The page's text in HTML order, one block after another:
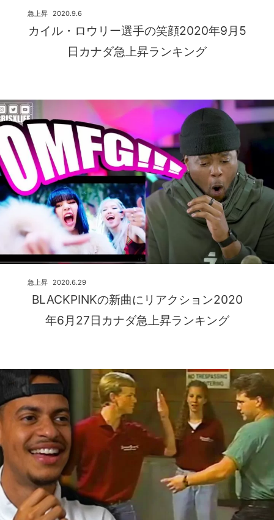
カイル・ロウリー選手の笑顔2020年9月5
日カナダ急上昇ランキング
2020.9.6
急上昇
BLACKPINKの新曲にリアクション2020
年6月27日カナダ急上昇ランキング
2020.6.29
急上昇